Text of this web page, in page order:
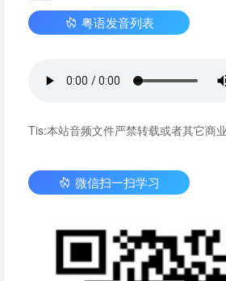
粤语发音列表
Tis:本站音频文件严禁转载或者其它商业
微信扫一扫学习